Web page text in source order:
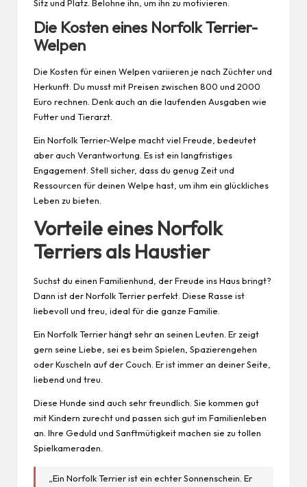
Sitz und Platz. Belohne ihn, um ihn zu motivieren.
Die Kosten eines Norfolk Terrier-
Welpen
Die Kosten für einen Welpen variieren je nach Züchter und
Herkunft. Du musst mit Preisen zwischen 800 und 2000
Euro rechnen. Denk auch an die laufenden Ausgaben wie
Futter und Tierarzt.
Ein Norfolk Terrier-Welpe macht viel Freude, bedeutet
aber auch Verantwortung. Es ist ein langfristiges
Engagement. Stell sicher, dass du genug Zeit und
Ressourcen für deinen Welpe hast, um ihm ein glückliches
Leben zu bieten.
Vorteile eines Norfolk
Terriers als Haustier
Suchst du einen Familienhund, der Freude ins Haus bringt?
Dann ist der Norfolk Terrier perfekt. Diese Rasse ist
liebevoll und treu, ideal für die ganze Familie.
Ein Norfolk Terrier hängt sehr an seinen Leuten. Er zeigt
gern seine Liebe, sei es beim Spielen, Spazierengehen
oder Kuscheln auf der Couch. Er ist immer an deiner Seite,
liebend und treu.
Diese Hunde sind auch sehr freundlich. Sie kommen gut
mit Kindern zurecht und passen sich gut im Familienleben
an. Ihre Geduld und Sanftmütigkeit machen sie zu tollen
Spielkameraden.
„Ein Norfolk Terrier ist ein echter Sonnenschein. Er